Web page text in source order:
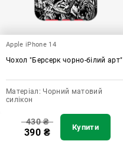
Apple iPhone 14
Чохол "Берсерк чорно-білий арт"
Матеріал: Чорний матовий
силікон
430₴
390 ₴ Купити